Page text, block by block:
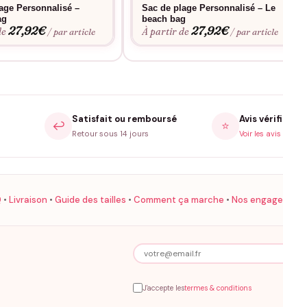
Personnalisé –
27,92€ / par article
Sac de plage Personnalisé – Le
beach bag
À partir de27,92€ / par article
↩️ Satisfait ou remboursé
Retour sous 14 jours
⭐ Avis
Voir les avis
• Livraison • Guide des tailles • Comment ça marche • Nos
J'accepte lestermes & conditions